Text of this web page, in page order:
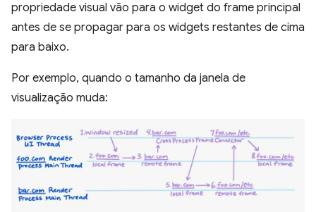
propriedade visual vão para o widget do frame principal
antes de se propagar para os widgets restantes de cima
para baixo.
Por exemplo, quando o tamanho da janela de
visualização muda: